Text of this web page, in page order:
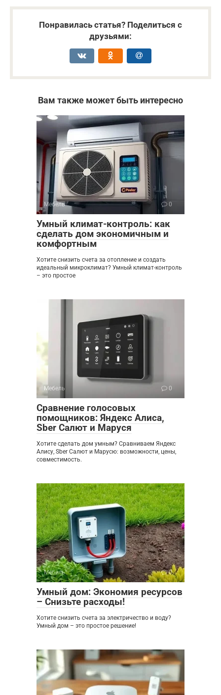
Понравилась статья? Поделиться с
друзьями:
Вам также может быть интересно
Мебель 0
Умный климат-контроль: как
сделать дом экономичным и
комфортным
Хотите снизить счета за отопление и создать
идеальный микроклимат? Умный климат-контроль
– это простое
Мебель 0
Сравнение голосовых
помощников: Яндекс Алиса,
Sber Салют и Маруся
Хотите сделать дом умным? Сравниваем Яндекс
Алису, Sber Салют и Марусю: возможности, цены,
совместимость.
Мебель 0
Умный дом: Экономия ресурсов
– Снизьте расходы!
Хотите снизить счета за электричество и воду?
Умный дом – это простое решение!